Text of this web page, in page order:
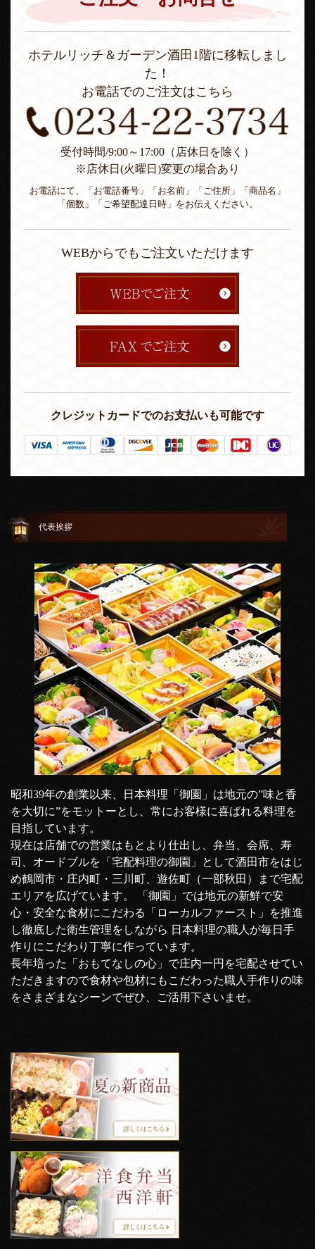
ホテルリッチ＆ガーデン酒田1階に移転しまし
た！
お電話でのご注文はこちら
受付時間/9:00～17:00（店休日を除く）
※店休日(火曜日)変更の場合あり
お電話にて、「お電話番号」「お名前」「ご住所」「商品名」
「個数」「ご希望配達日時」をお伝えください。
WEBからでもご注文いただけます
クレジットカードでのお支払いも可能です
代表挨拶
昭和39年の創業以来、日本料理「御園」は地元の”味と香
を大切に”をモットーとし、常にお客様に喜ばれる料理を
目指しています。
現在は店舗での営業はもとより仕出し、弁当、会席、寿
司、オードブルを「宅配料理の御園」として酒田市をはじ
め鶴岡市・庄内町・三川町、遊佐町（一部秋田）まで宅配
エリアを広げています。 「御園」では地元の新鮮で安
心・安全な食材にこだわる「ローカルファースト」を推進
し徹底した衛生管理をしながら 日本料理の職人が毎日手
作りにこだわり丁寧に作っています。
長年培った「おもてなしの心」で庄内一円を宅配させてい
ただきますので食材や包材にもこだわった職人手作りの味
をさまざまなシーンでぜひ、ご活用下さいませ。